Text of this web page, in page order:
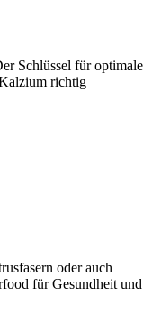
Schlüssel für optimale
richtig
oder auch
für Gesundheit und